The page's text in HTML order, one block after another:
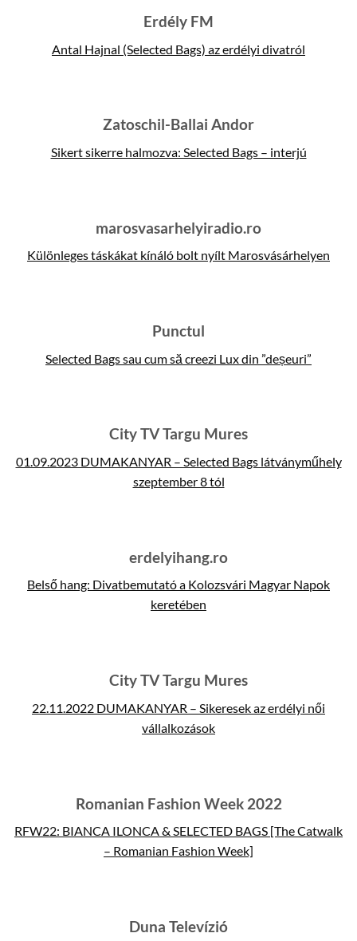
Erdély FM
Antal Hajnal (Selected Bags) az erdélyi divatról
Zatoschil-Ballai Andor
Sikert sikerre halmozva: Selected Bags – interjú
marosvasarhelyiradio.ro
Különleges táskákat kínáló bolt nyílt Marosvásárhelyen
Punctul
Selected Bags sau cum să creezi Lux din ”deșeuri”
City TV Targu Mures
01.09.2023 DUMAKANYAR – Selected Bags látványműhely
szeptember 8 tól
erdelyihang.ro
Belső hang: Divatbemutató a Kolozsvári Magyar Napok
keretében
City TV Targu Mures
22.11.2022 DUMAKANYAR – Sikeresek az erdélyi női
vállalkozások
Romanian Fashion Week 2022
RFW22: BIANCA ILONCA & SELECTED BAGS [The Catwalk
– Romanian Fashion Week]
Duna Televízió